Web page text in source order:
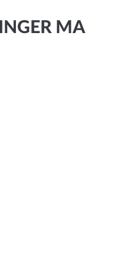
MA